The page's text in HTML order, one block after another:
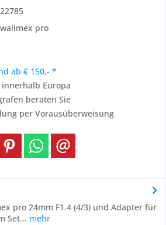
22785
walimex pro
ab € 150,- *
Europa
beraten Sie
per Vorausüberweisung
pro 24mm F1.4 (4/3) und Adapter für
Set... mehr